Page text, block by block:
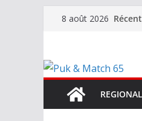
Passer8 août 2026
REGIONAL